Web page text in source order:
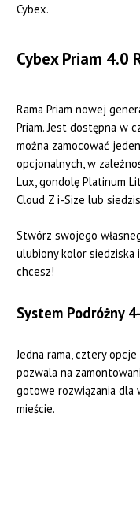
Cybex.
Cybex Priam 4.0
Rama Priam nowej
Priam. Jest dostępna w
można zamocować
opcjonalnych, w
Lux, gondolę Platinum
Cloud Z i-Size lub
Stwórz swojego
ulubiony kolor
chcesz!
System Podróżny
Jedna rama, cztery
pozwala na
gotowe rozwiązania dla
mieście.